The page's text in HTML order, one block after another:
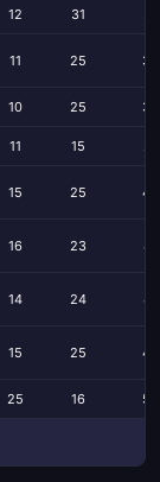
12 31
11 25 36
10 25 32
11 15
15 25 44
16 23 41
14 24 41
15 25 48
25 16 53